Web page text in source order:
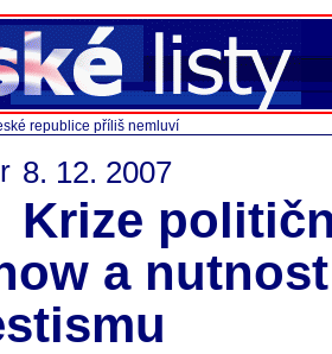
republice příliš nemluví
8. 12. 2007
Krize
a